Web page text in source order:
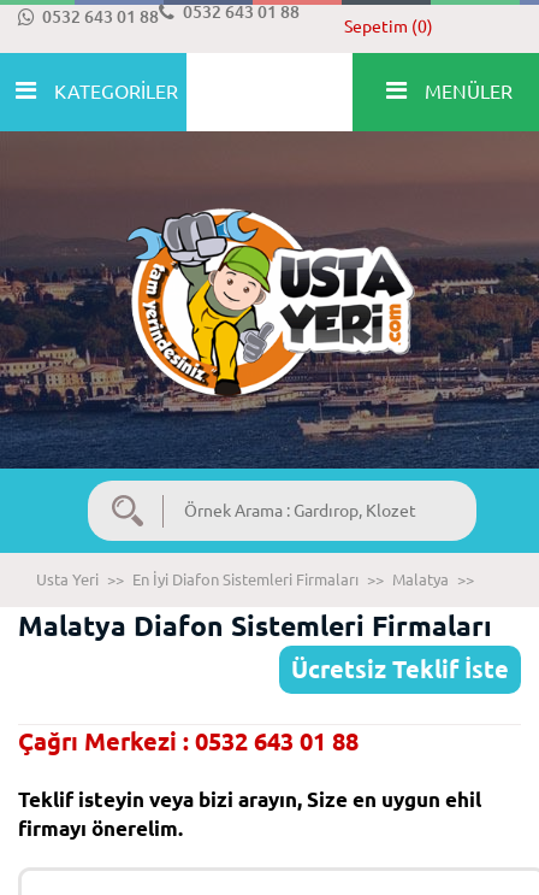
0532 643 01 88 0532 643 01 88
Sepetim (0)
KATEGORİLER MENÜLER
Usta Yeri >> En İyi Diafon Sistemleri Firmaları >> Malatya >>
Malatya Diafon Sistemleri Firmaları
Ücretsiz Teklif İste
Çağrı Merkezi : 0532 643 01 88
Teklif isteyin veya bizi arayın, Size en uygun ehil
firmayı önerelim.